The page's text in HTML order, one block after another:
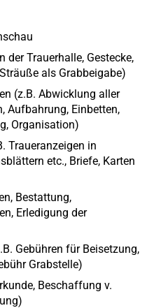
der Trauerhalle, Gestecke,
als Grabbeigabe)
(z.B. Abwicklung aller
Aufbahrung, Einbetten,
Organisation)
Traueranzeigen in
etc., Briefe, Karten
Bestattung,
Erledigung der
Gebühren für Beisetzung,
Grabstelle)
Beschaffung v.